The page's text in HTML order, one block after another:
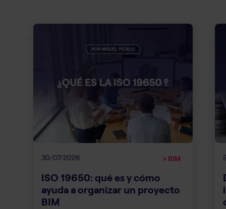
30/07/2026 > BIM
ISO 19650: qué es y cómo
ayuda a organizar un proyecto
BIM